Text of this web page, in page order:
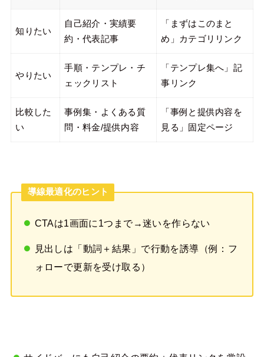
知りたい
自己紹介・実績要
約・代表記事
「まずはこのまと
め」カテゴリリンク
やりたい
手順・テンプレ・チ
ェックリスト
「テンプレ集へ」記
事リンク
比較した
い
事例集・よくある質
問・料金/提供内容
「事例と提供内容を
見る」固定ページ
導線最適化のヒント
CTAは1画面に1つまで→迷いを作らない
見出しは「動詞＋結果」で行動を誘導（例：フ
ォローで更新を受け取る）